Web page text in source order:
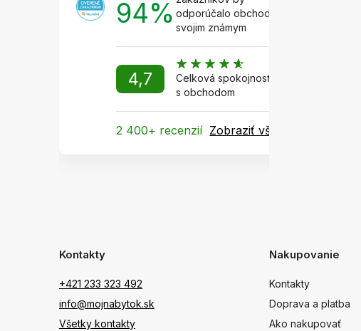
94% odporúčalo obchod
svojim známym
4,7
Celková spokojnosť
s obchodom
2 400+ recenzií Zobraziť všetky
Kontakty
+421 233 323 492
info@mojnabytok.sk
Všetky kontakty
Nakupovanie
Kontakty
Doprava a platba
Ako nakupovať